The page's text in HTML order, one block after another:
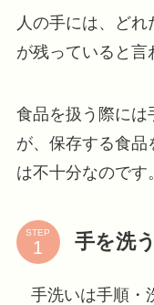
人の手には、ど
が残っていると言
食品を扱う際には
が、保存する食
は不十分なのです
STEP 手を洗う
手洗いは手順・